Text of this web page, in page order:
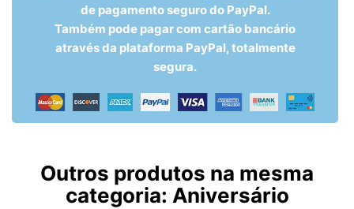
de pagamento seguro do PayPal.
Também pode pagar com cartão bancário
através da plataforma PayPal, totalmente
segura.
Outros produtos na mesma
categoria: Aniversário